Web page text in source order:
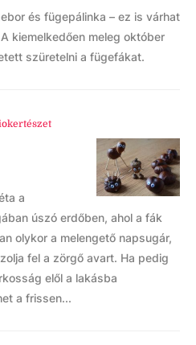
és fügepálinka – ez is várhat
kiemelkedően meleg október
szüretelni a fügefákat.
a
úszó erdőben, ahol a fák
olykor a melengető napsugár,
fel a zörgő avart. Ha pedig
elől a lakásba
a frissen...